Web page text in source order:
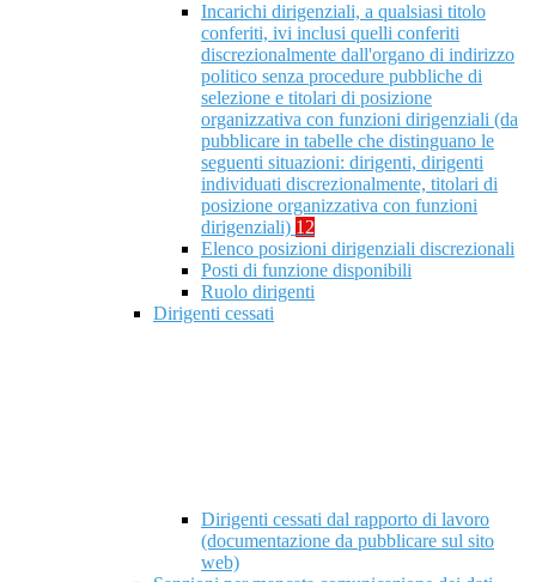
Incarichi dirigenziali, a qualsiasi titolo
conferiti, ivi inclusi quelli conferiti
discrezionalmente dall'organo di indirizzo
politico senza procedure pubbliche di
selezione e titolari di posizione
organizzativa con funzioni dirigenziali (da
pubblicare in tabelle che distinguano le
seguenti situazioni: dirigenti, dirigenti
individuati discrezionalmente, titolari di
posizione organizzativa con funzioni
dirigenziali) 12
Elenco posizioni dirigenziali discrezionali
Posti di funzione disponibili
Ruolo dirigenti
Dirigenti cessati
Dirigenti cessati dal rapporto di lavoro
(documentazione da pubblicare sul sito
web)